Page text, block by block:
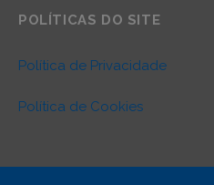
POLÍTICAS DO SITE
Política de Privacidade
Política de Cookies